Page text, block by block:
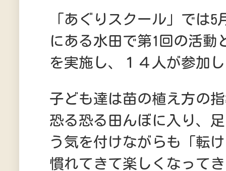
「あぐりスクール」では
にある水田で第1回の活動
を実施し、１４人が参加
子ども達は苗の植え方の
恐る恐る田んぼに入り、
う気を付けながらも「転
慣れてきて楽しくなって